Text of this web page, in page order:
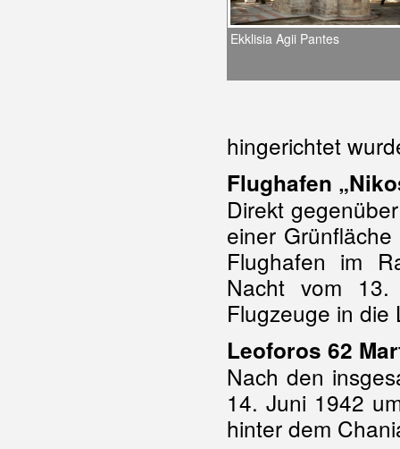
Ekklisia Agii Pantes
hingerichtet
Flughafen
Direkt
einer
Flughafen im
Nacht vom
Flugzeuge in
Leoforos 62
Nach den
14. Juni 1942
hinter dem